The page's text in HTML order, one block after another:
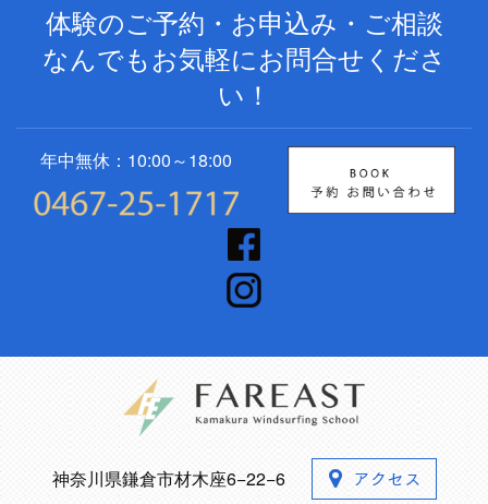
体験のご予約・お申込み・ご相談
なんでもお気軽にお問合せくださ
い！
年中無休：10:00～18:00
神奈川県鎌倉市材木座6−22−6